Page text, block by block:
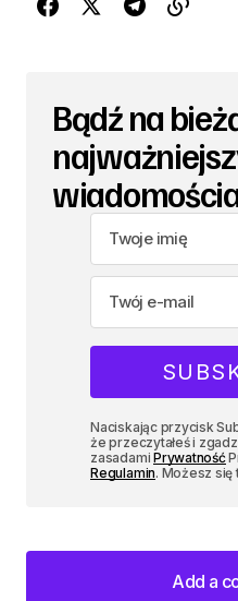
Bądź na
Naciskając przycisk
że przeczytałeś i
zasadamiPrywatność
Regulamin. Możesz się
Add a